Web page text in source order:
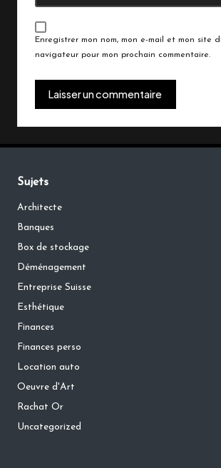
Enregistrer mon nom, mon e-mail et mon site
navigateur pour mon prochain commentaire.
Sujets
Architecte
Banques
Box de stockage
Déménagement
Entreprise Suisse
Esthétique
Finances
Finances perso
Location auto
Oeuvre d'Art
Rachat Or
Uncategorized